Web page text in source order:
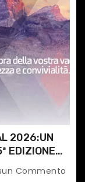
2026:UN
EDIZIONE
Commento